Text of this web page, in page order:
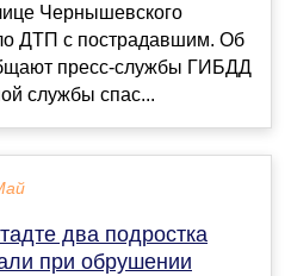
Чернышевского
ДТП с пострадавшим. Об
пресс-службы ГИБДД
службы спас...
два подростка
при обрушении